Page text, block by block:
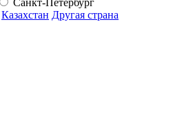
Санкт-Петербург
Казахстан Другая страна